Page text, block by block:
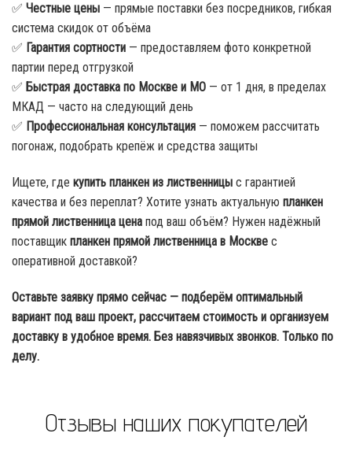
✅ Честные цены — прямые поставки без посредников, гибкая
система скидок от объёма
✅ Гарантия сортности — предоставляем фото конкретной
партии перед отгрузкой
✅ Быстрая доставка по Москве и МО — от 1 дня, в пределах
МКАД — часто на следующий день
✅ Профессиональная консультация — поможем рассчитать
погонаж, подобрать крепёж и средства защиты
Ищете, где купить планкен из лиственницы с гарантией
качества и без переплат? Хотите узнать актуальную планкен
прямой лиственница цена под ваш объём? Нужен надёжный
поставщик планкен прямой лиственница в Москве с
оперативной доставкой?
Оставьте заявку прямо сейчас — подберём оптимальный
вариант под ваш проект, рассчитаем стоимость и организуем
доставку в удобное время. Без навязчивых звонков. Только по
делу.
Отзывы наших покупателей